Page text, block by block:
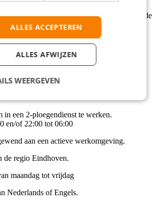
Waardoor je vaak 30% bovenop je
bij voorkeur in Eindhoven of omliggende
Helmond of Geldrop. Je
of Engels, en bent gewend om te
en volgens vaste procedures.
hands‑on mentaliteit en een positieve
net als het vermogen om je aan te
taken en drukte.
teamspeler die fysiek werk niet
is.
in een 2-ploegendienst te werken.
en/of 22:00 tot 06:00
aan een actieve werkomgeving.
de regio Eindhoven.
maandag tot vrijdag
Nederlands of Engels.
ALLES ACCEPTEREN
ALLES AFWIJZEN
WEERGEVEN